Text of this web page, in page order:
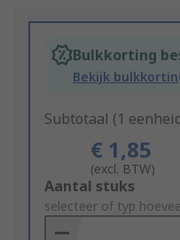
Bulkkorting
Bekijk
Subtotaal (1
€ 1,85
(excl. BTW)
Add
to
Basket
Aantal stuks
selecteer of typ